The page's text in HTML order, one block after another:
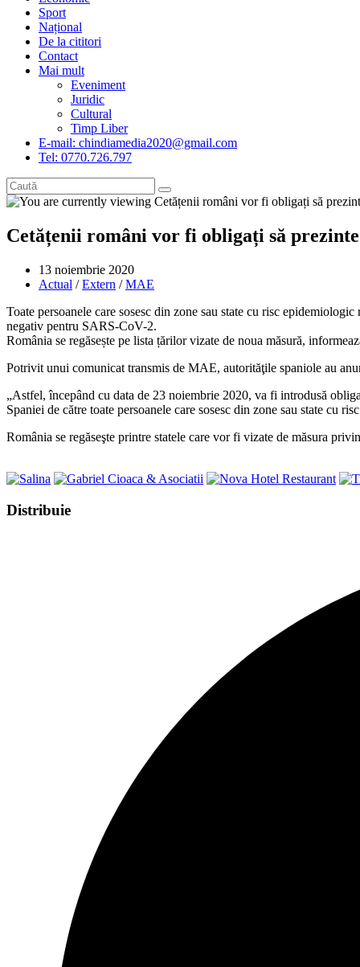
Sport
Național
De la cititori
Contact
Mai mult
Eveniment
Juridic
Cultural
Timp Liber
E-mail: chindiamedia2020@gmail.com
Tel: 0770.726.797
Cetățenii români vor fi obligați să
Post
published:
13 noiembrie 2020
Post
Actual / Extern / MAE
Toate persoanele care sosesc din zone sau state cu risc
negativ pentru SARS-CoV-2.
România se regăsește pe lista țărilor vizate de noua măsură,
Potrivit unui comunicat transmis de MAE, autorităţile spaniole au
„Astfel, începând cu data de 23 noiembrie 2020, va fi introdusă
Spaniei de către toate persoanele care sosesc din zone sau state cu
România se regăseşte printre statele care vor fi vizate de măsura
DistribuieShare